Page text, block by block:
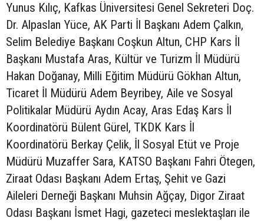
Yunus Kılıç, Kafkas Üniversitesi Genel Sekreteri Doç.
Dr. Alpaslan Yüce, AK Parti İl Başkanı Adem Çalkın,
Selim Belediye Başkanı Coşkun Altun, CHP Kars İl
Başkanı Mustafa Aras, Kültür ve Turizm İl Müdürü
Hakan Doğanay, Milli Eğitim Müdürü Gökhan Altun,
Ticaret İl Müdürü Adem Beyribey, Aile ve Sosyal
Politikalar Müdürü Aydın Acay, Aras Edaş Kars İl
Koordinatörü Bülent Gürel, TKDK Kars İl
Koordinatörü Berkay Çelik, İl Sosyal Etüt ve Proje
Müdürü Muzaffer Sara, KATSO Başkanı Fahri Ötegen,
Ziraat Odası Başkanı Adem Ertaş, Şehit ve Gazi
Aileleri Derneği Başkanı Muhsin Ağçay, Digor Ziraat
Odası Başkanı İsmet Hagi, gazeteci meslektaşları ile